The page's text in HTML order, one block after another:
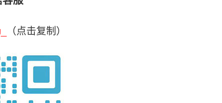
（点击复制）